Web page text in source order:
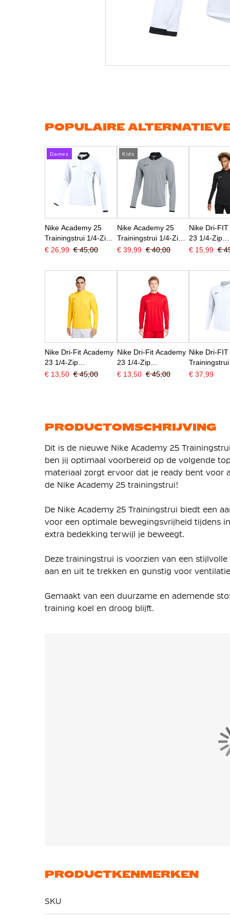
gallerij
POPULAIRE
Dames
Nike Academy 25
Trainingstrui 1/4-Zip
Dames Wit Zwart
€ 26,99 € 45,00
Kids
Nike Academy 25
Trainingstrui 1/4-Zip
Kids Grijs Zwart Wit
€ 39,99 € 40,00
Nike Dri-
23 1/4-Zip
Trainingstrui
€ 15,99 €
Nike Dri-Fit Academy
23 1/4-Zip
Trainingstrui Geel
€ 13,50 € 45,00
Nike Dri-Fit Academy
23 1/4-Zip
Trainingstrui Rood Wit
€ 13,50 € 45,00
Nike Dri-
Trainingstrui
Wit Zwart
€ 37,99
PRODUCTOMSCHRIJVING
Dit is de nieuwe Nike Academy 25
ben jij optimaal voorbereid op de volgende
materiaal zorgt ervoor dat je ready bent voor
de Nike Academy 25 trainingstrui!
De Nike Academy 25 Trainingstrui biedt een
voor een optimale bewegingsvrijheid tijdens
extra bedekking terwijl je beweegt.
Deze trainingstrui is voorzien van een
aan en uit te trekken en gunstig voor
Gemaakt van een duurzame en ademende
training koel en droog blijft.
PRODUCTKENMERKEN
SKU